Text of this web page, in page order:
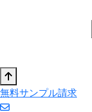
無料サンプル請求